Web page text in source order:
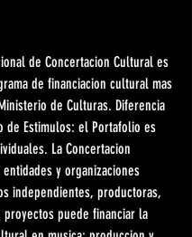
de Concertacion Cultural es
de financiacion cultural mas
de Culturas. Diferencia
de Estimulos: el Portafolio es
La Concertacion
y organizaciones
independientes, productoras,
proyectos puede financiar la